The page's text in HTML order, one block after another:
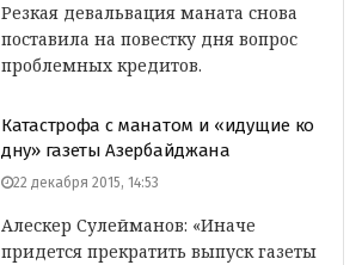
Резкая девальвация маната снова
поставила на повестку дня вопрос
проблемных кредитов.
Катастрофа с манатом и «идущие ко
дну» газеты Азербайджана
22 декабря 2015, 14:53
Алескер Сулейманов: «Иначе
придется прекратить выпуск газеты